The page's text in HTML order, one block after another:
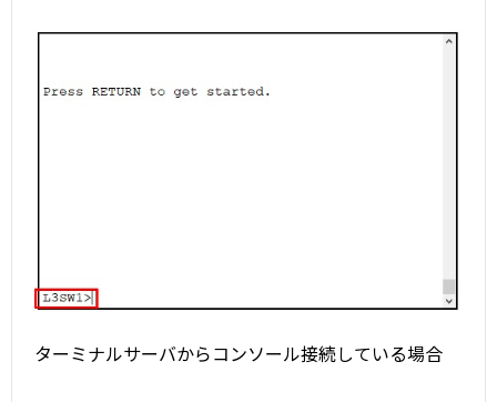
ターミナルサーバからコンソール接続している場合